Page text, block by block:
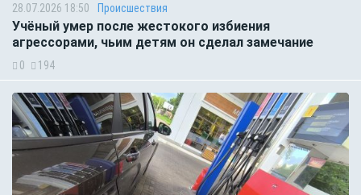
28.07.2026 18:50 Происшествия
Учёный умер после жестокого избиения
агрессорами, чьим детям он сделал замечание
0 194